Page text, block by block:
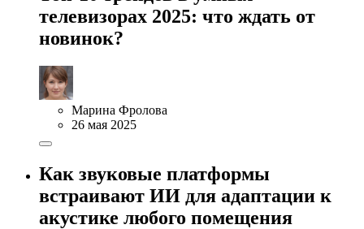
телевизорах 2025: что ждать от
новинок?
Марина Фролова
26 мая 2025
Как звуковые платформы
встраивают ИИ для адаптации к
акустике любого помещения